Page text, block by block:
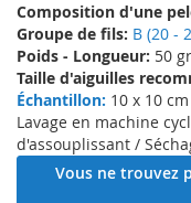
Composition d'une
Groupe de fils: B (20 -
Poids - Longueur: 50
Taille d'aiguilles
Échantillon: 10 x 10 cm
Lavage en machine
d'assouplissant /
Vous ne trouvez
gallery